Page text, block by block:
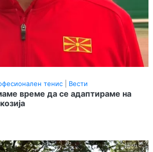
тенис Вести
време да се адаптираме на